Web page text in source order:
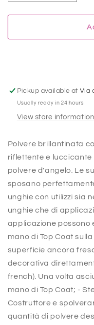
quantity
for
Glitter
quantity
for
Glitter
Pickup available atVia
Usually ready in 24 hours
View store information
Polvere brillantinata
riflettente e
polvere d'angelo. Le
sposano
unghie con utilizzi sia
unghie che di
applicazione possono
mano di Top Coat
superficie ancora
decorativa
french). Una volta
mano di Top Coat; -
Costruttore e
quantità di polvere